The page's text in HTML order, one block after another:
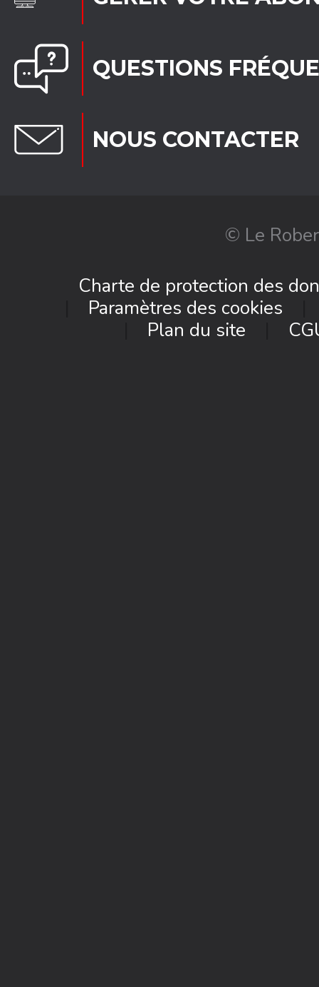
QUESTIONS
NOUS CONTACTER
© Le
Charte de protection des
Paramètres des cookies
Plan du site